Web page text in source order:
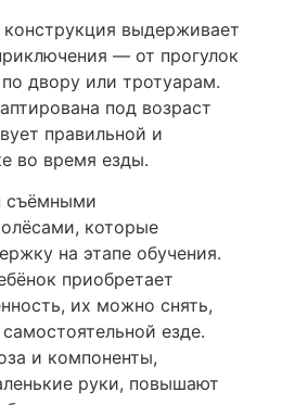
выдерживает
— от прогулок
двору или тротуарам.
под возраст
правильной и
во время езды.
съёмными
которые
на этапе обучения.
приобретает
их можно снять,
езде.
и компоненты,
руки, повышают